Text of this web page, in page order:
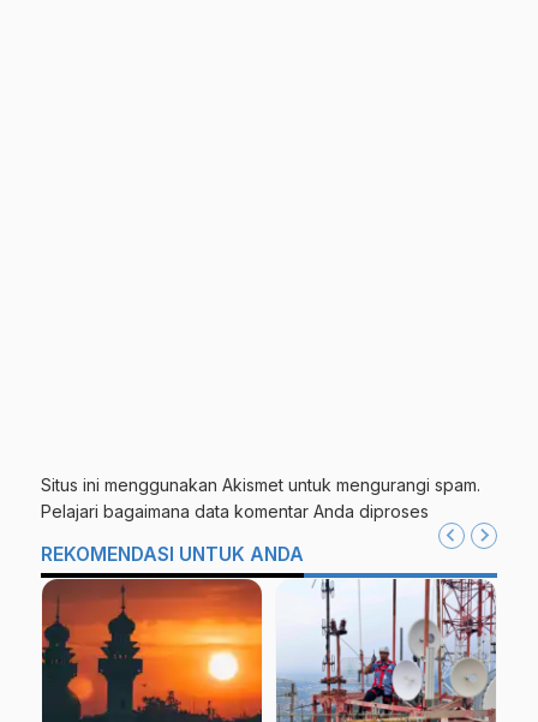
Situs ini menggunakan Akismet untuk mengurangi spam.
Pelajari bagaimana data komentar Anda diproses
REKOMENDASI UNTUK ANDA